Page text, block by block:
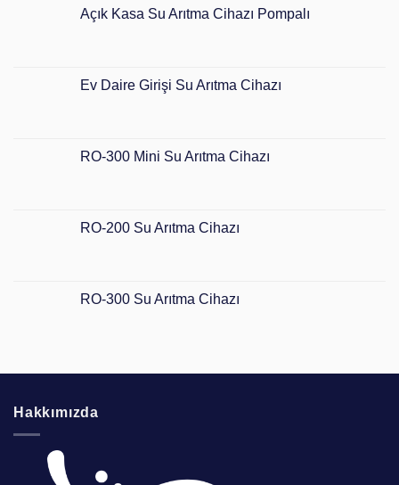
Açık Kasa Su Arıtma Cihazı Pompalı
Ev Daire Girişi Su Arıtma Cihazı
RO-300 Mini Su Arıtma Cihazı
RO-200 Su Arıtma Cihazı
RO-300 Su Arıtma Cihazı
Hakkımızda